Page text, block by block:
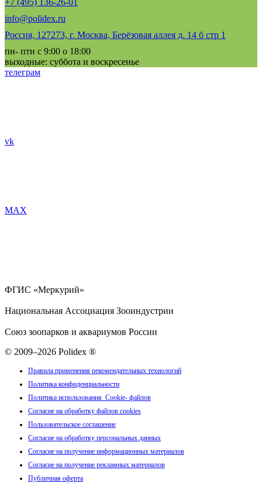
+7 (495) 136-26-01
info@polidex.ru
Россия, 127273, г. Москва, Берёзовая аллея д. 14 б стр 1
пн- птн с 9:00 о 18:00
выходные: суббота и воскресенье
телеграм
vk
MAX
ФГИС «Меркурий»
Национальная Ассоциация Зооиндустрии
Союз зоопарков и аквариумов России
© 2009–2026 Polidex ®
Правила применения рекомендательных технологий
Политика конфиденциальности
Политика использования Cookie- файлов
Согласие на обработку файлов cookies
Пользовательское соглашение
Согласие на обработку персональных данных
Согласие на получение информационных материалов
Согласие на получение рекламных материалов
Публичная оферта